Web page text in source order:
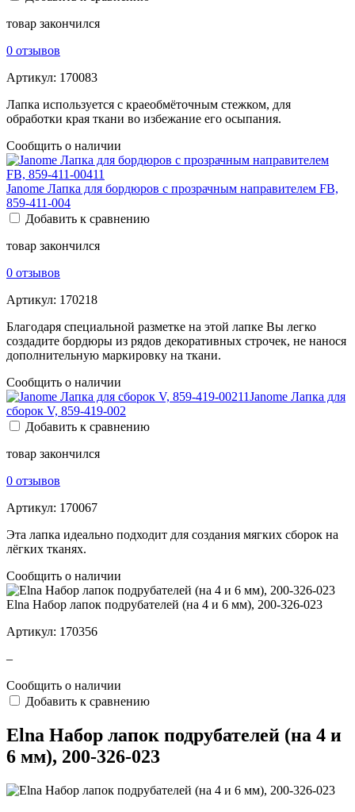
товар закончился
0 отзывов
Артикул: 170083
Лапка используется с краеобмёточным стежком, для
обработки края ткани во избежание его осыпания.
Сообщить о наличии
Janome Лапка для бордюров с прозрачным направителем FB,
859-411-004
Добавить к сравнению
товар закончился
0 отзывов
Артикул: 170218
Благодаря специальной разметке на этой лапке Вы легко
создадите бордюры из рядов декоративных строчек, не нанося
дополнительную маркировку на ткани.
Сообщить о наличии
Janome Лапка для
сборок V, 859-419-002
Добавить к сравнению
товар закончился
0 отзывов
Артикул: 170067
Эта лапка идеально подходит для создания мягких сборок на
лёгких тканях.
Сообщить о наличии
Elna Набор лапок подрубателей (на 4 и 6 мм), 200-326-023
Артикул: 170356
–
Сообщить о наличии
Добавить к сравнению
Elna Набор лапок подрубателей (на 4 и
6 мм), 200-326-023